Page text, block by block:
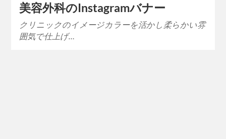
美容外科のInstagramバナー
クリニックのイメージカラーを活かし柔らかい雰
囲気で仕上げ…